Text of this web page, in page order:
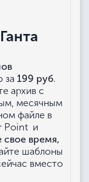
за 199 руб.
архив с
месячным
файле в
Point и
свое время,
шаблоны
вместо